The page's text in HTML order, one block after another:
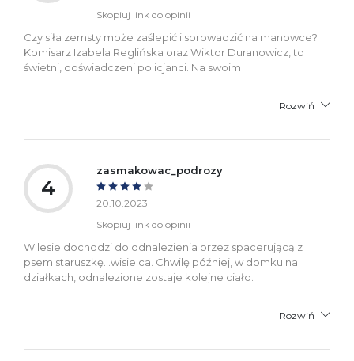
Skopiuj link do opinii
Czy siła zemsty może zaślepić i sprowadzić na manowce?
Komisarz Izabela Reglińska oraz Wiktor Duranowicz, to
świetni, doświadczeni policjanci. Na swoim
Rozwiń
4
zasmakowac_podrozy
20.10.2023
Skopiuj link do opinii
W lesie dochodzi do odnalezienia przez spacerującą z
psem staruszkę...wisielca. Chwilę później, w domku na
działkach, odnalezione zostaje kolejne ciało.
Rozwiń